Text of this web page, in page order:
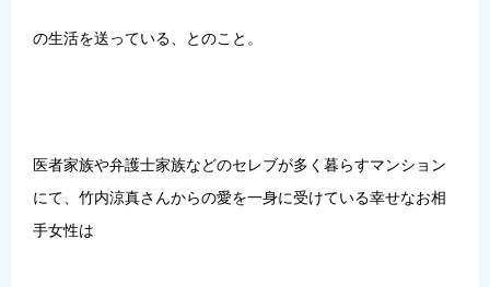
の生活を送っている、とのこと。
医者家族や弁護士家族などのセレブが多く暮らすマンション
にて、竹内涼真さんからの愛を一身に受けている幸せなお相
手女性は